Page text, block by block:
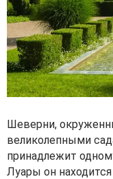
Шеверни,
великолепными
принадлежит
Луары он